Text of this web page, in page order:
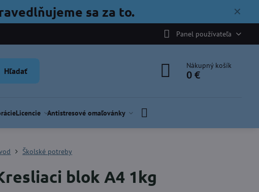
✕
sa za to.
Panel používateľa
Hľadať
Nákupný košík
0 €
Licencie Antistresové omaľovánky
Školské potreby
blok A4 1kg